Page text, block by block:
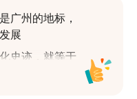
广州的地标，
展
史迹，就等于